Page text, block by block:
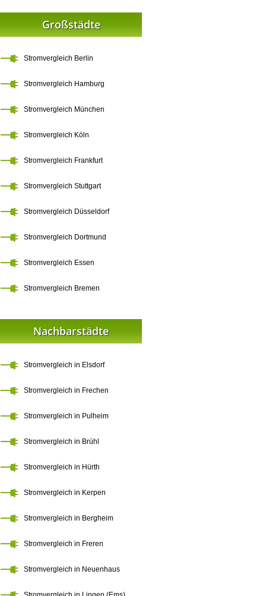
Großstädte
Stromvergleich Berlin
Stromvergleich Hamburg
Stromvergleich München
Stromvergleich Köln
Stromvergleich Frankfurt
Stromvergleich Stuttgart
Stromvergleich Düsseldorf
Stromvergleich Dortmund
Stromvergleich Essen
Stromvergleich Bremen
Nachbarstädte
Stromvergleich in Elsdorf
Stromvergleich in Frechen
Stromvergleich in Pulheim
Stromvergleich in Brühl
Stromvergleich in Hürth
Stromvergleich in Kerpen
Stromvergleich in Bergheim
Stromvergleich in Freren
Stromvergleich in Neuenhaus